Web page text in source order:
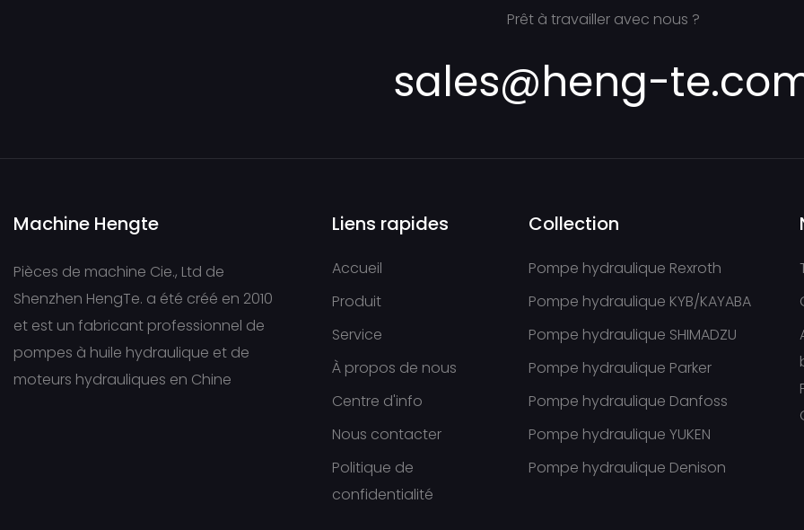
NABCO/MITSUBISHI
Pompe à engrenages
HYUNDAI
VOLVO Hydraulic Pump
Prêt à travailler avec nous ?
sales@heng-
Machine Hengte
Pièces de machine Cie., Ltd de
Shenzhen HengTe. a été créé en 2010
et est un fabricant professionnel de
pompes à huile hydraulique et de
moteurs hydrauliques en Chine
Liens rapides
Accueil
Produit
Service
À propos de nous
Centre d'info
Nous contacter
Politique de
confidentialité
Collection
Pompe hydraulique Rexroth
Pompe hydraulique KYB/KAYABA
Pompe hydraulique SHIMADZU
Pompe hydraulique Parker
Pompe hydraulique Danfoss
Pompe hydraulique YUKEN
Pompe hydraulique Denison